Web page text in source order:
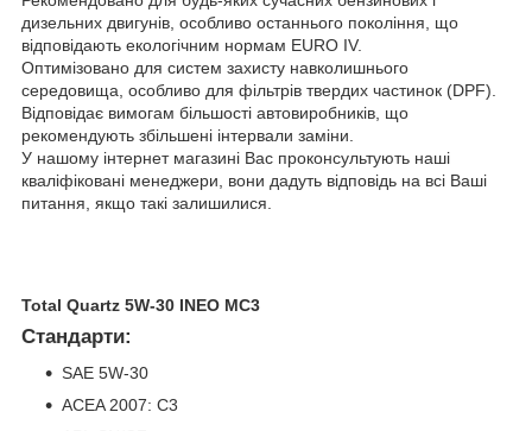
дизельних двигунів, особливо останнього покоління, що
відповідають екологічним нормам EURO IV.
Оптимізовано для систем захисту навколишнього
середовища, особливо для фільтрів твердих частинок (DPF).
Відповідає вимогам більшості автовиробників, що
рекомендують збільшені інтервали заміни.
У нашому інтернет магазині Вас проконсультують наші
кваліфіковані менеджери, вони дадуть відповідь на всі Ваші
питання, якщо такі залишилися.
Total Quartz 5W-30 INEO MC3
Стандарти:
SAE 5W-30
ACEA 2007: C3